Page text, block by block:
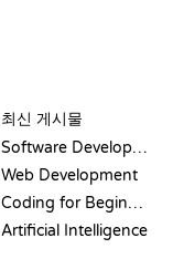
최신 게시물
Software Development
Web Development
Coding for Beginners
Artificial Intelligence